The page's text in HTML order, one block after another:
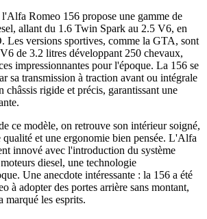
Romeo 156 propose une gamme de
allant du 1.6 Twin Spark au 2.5 V6, en
Les versions sportives, comme la GTA, sont
de 3.2 litres développant 250 chevaux,
impressionnantes pour l'époque. La 156 se
sa transmission à traction avant ou intégrale
châssis rigide et précis, garantissant une
ce modèle, on retrouve son intérieur soigné,
qualité et une ergonomie bien pensée. L'Alfa
innové avec l'introduction du système
diesel, une technologie
Une anecdote intéressante : la 156 a été
à adopter des portes arrière sans montant,
marqué les esprits.